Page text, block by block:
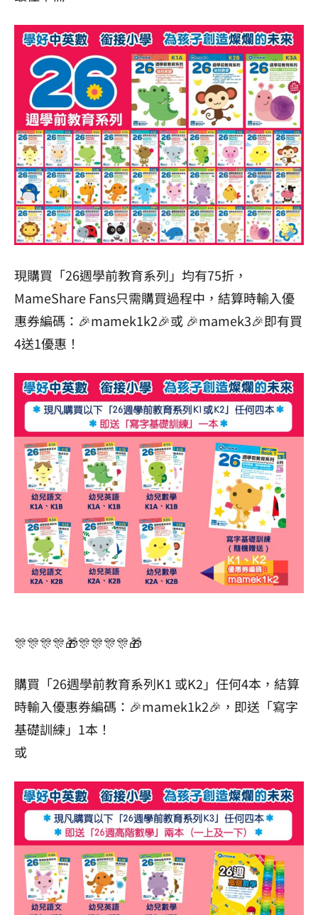
現購買「26週學前教育系列」均有75折，
MameShare Fans只需購買過程中，結算時輸入優
惠券編碼：🎉mamek1k2🎉或 🎉mamek3🎉即有買
4送1優惠！
🎊🎊🎊🎊🎁🎊🎊🎊🎊🎁
購買「26週學前教育系列K1 或K2」任何4本，結算
時輸入優惠券編碼：🎉mamek1k2🎉，即送「寫字
基礎訓練」1本！
或